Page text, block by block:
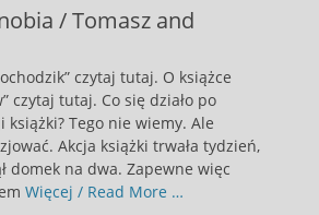
/ Tomasz and
czytaj tutaj. O książce
czytaj tutaj. Co się działo po
książki? Tego nie wiemy. Ale
Akcja książki trwała tydzień,
domek na dwa. Zapewne więc
Więcej / Read More …